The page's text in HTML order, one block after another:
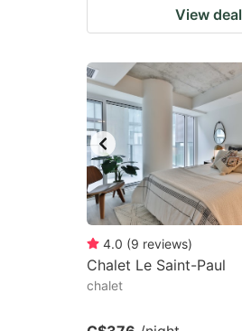
View deal
4.0 (9 reviews)
Chalet Le Saint-Paul
chalet